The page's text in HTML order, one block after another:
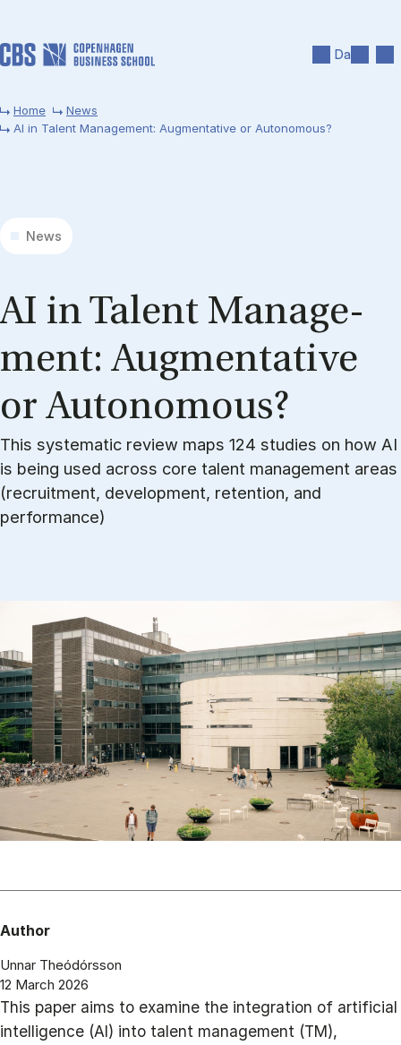
Da
Home
News
AI in Talent Management: Augmentative or Autonomous?
News
AI in Ta­lent Ma­na­ge­
ment: Aug­men­ta­ti­ve
or Au­to­no­mous?
This systematic review maps 124 studies on how AI
is being used across core talent management areas
(recruitment, development, retention, and
performance)
Author
Unnar Theódórsson
12 March 2026
This paper aims to examine the integration of artificial
intelligence (AI) into talent management (TM),